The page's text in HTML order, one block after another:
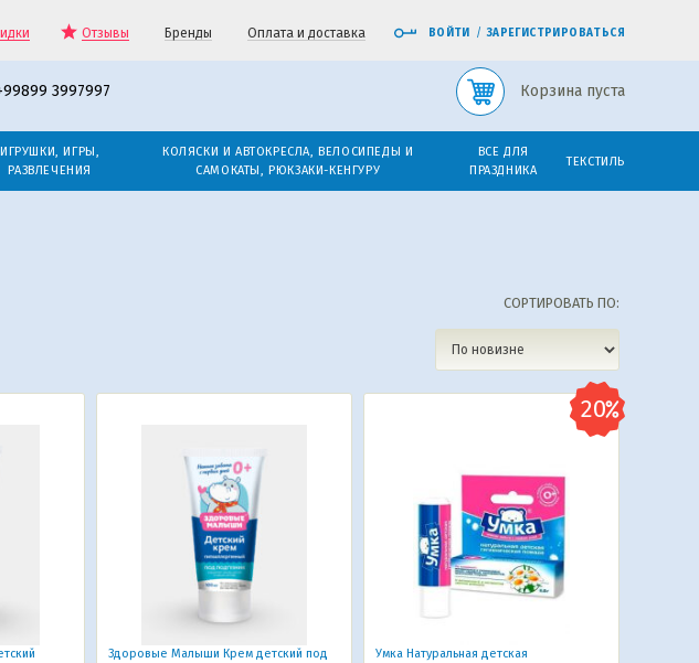
Отзывы Бренды Оплата и доставка ВОЙТИ / ЗАРЕГИСТРИРОВАТЬСЯ
3997997 Корзина пуста
ИГРУШКИ, ИГРЫ,
РАЗВЛЕЧЕНИЯ
КОЛЯСКИ И АВТОКРЕСЛА, ВЕЛОСИПЕДЫ И
САМОКАТЫ, РЮКЗАКИ-КЕНГУРУ
ВСЕ ДЛЯ
ПРАЗДНИКА
ТЕКСТИЛЬ
СОРТИРОВАТЬ ПО:
Здоровые Малыши Крем детский под
Умка Натуральная детская